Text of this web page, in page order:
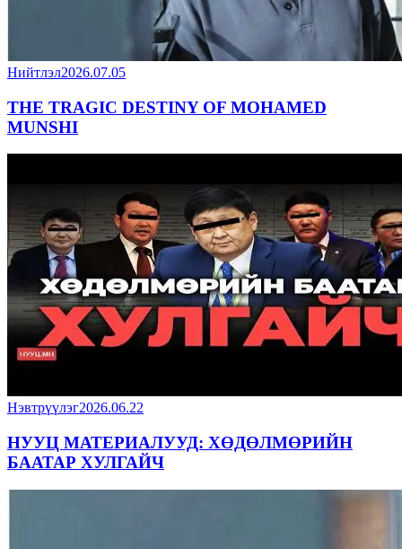
Нийтлэл2026.07.05
THE TRAGIC DESTINY OF MOHAMED
MUNSHI
Нэвтрүүлэг2026.06.22
НУУЦ МАТЕРИАЛУУД: ХӨДӨЛМӨРИЙН
БААТАР ХУЛГАЙЧ